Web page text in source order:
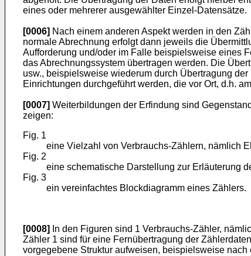
eines oder mehrerer ausgewählter Einzel-Datensätze.
[0006] Nach einem anderen Aspekt werden in den
normale Abrechnung erfolgt dann jeweils die
Aufforderung und/oder im Falle beispielsweise eines
das Abrechnungssystem übertragen werden. Die
usw., beispielsweise wiederum durch Übertragung
Einrichtungen durchgeführt werden, die vor Ort, d.h.
[0007] Weiterbildungen der Erfindung sind
zeigen:
Fig. 1
eine Vielzahl von Verbrauchs-Zählern, nämlich
Fig. 2
eine schematische Darstellung zur Erläuterung
Fig. 3
ein vereinfachtes Blockdiagramm eines Zählers.
[0008]
In den Figuren sind 1 Verbrauchs-Zähler,
Zähler 1 sind für eine Fernübertragung der
vorgegebene Struktur aufweisen, beispielsweise